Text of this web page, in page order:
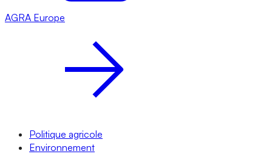
AGRA Europe
Politique agricole
Environnement